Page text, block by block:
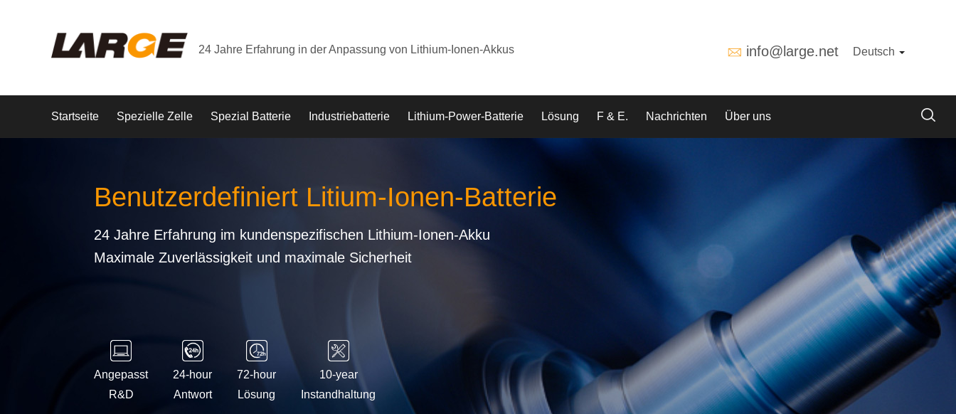
24 Jahre Erfahrung in der Anpassung von Lithium-Ionen-Akkus info@large.net Deutsch
Startseite Spezielle Zelle Spezial Batterie Industriebatterie Lithium-Power-Batterie Lösung F & E. Nachrichten Über uns
Benutzerdefiniert Litium-Ionen-Batterie
24 Jahre Erfahrung im kundenspezifischen Lithium-Ionen-Akku
Maximale Zuverlässigkeit und maximale Sicherheit
Angepasst
R&D
24-hour
Antwort
72-hour
Lösung
10-year
Instandhaltung